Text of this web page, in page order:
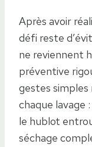
Après avoir
défi reste
ne reviennent
préventive
gestes simples
chaque lavage
le hublot
séchage